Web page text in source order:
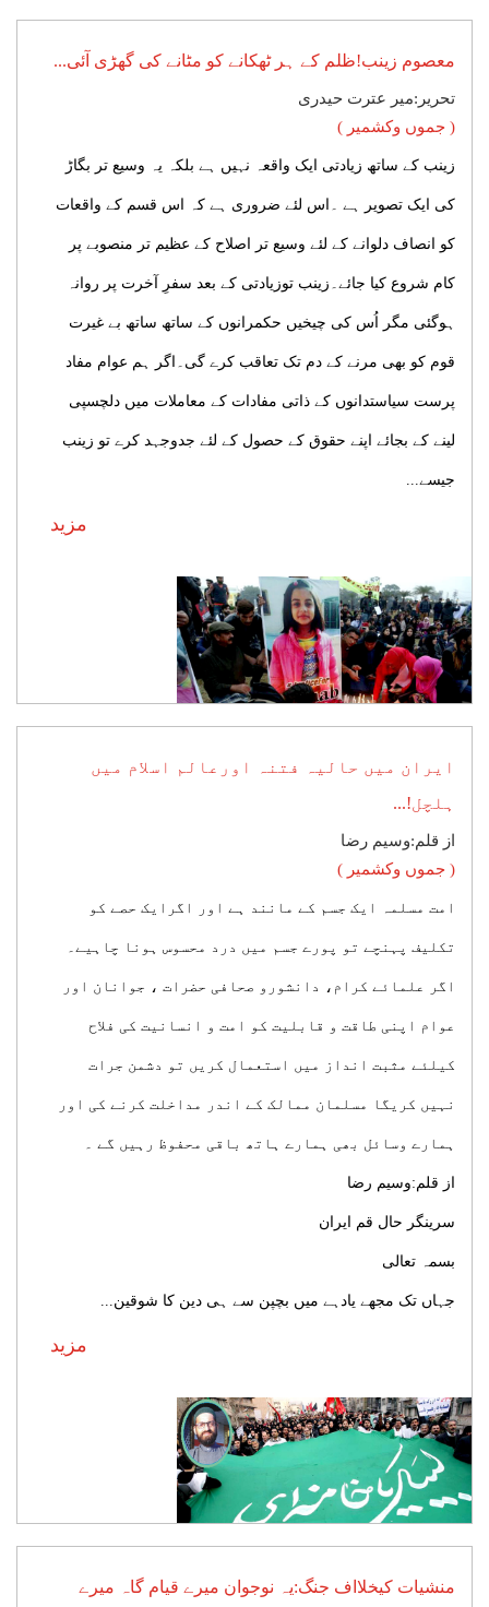
معصوم زینب!ظلم کے ہر ٹھکانے کو مٹانے کی گھڑی آئی...
تحریر:میر عترت حیدری
( جموں وکشمیر )
زینب کے ساتھ زیادتی ایک واقعہ نہیں ہے بلکہ یہ وسیع تر بگاڑ
کی ایک تصویر ہے ۔اس لئے ضروری ہے کہ اس قسم کے واقعات
کو انصاف دلوانے کے لئے وسیع تر اصلاح کے عظیم تر منصوبے پر
کام شروع کیا جائے۔زینب توزیادتی کے بعد سفرِ آخرت پر روانہ
ہوگئی مگر اُس کی چیخیں حکمرانوں کے ساتھ ساتھ بے غیرت
قوم کو بھی مرنے کے دم تک تعاقب کرے گی۔اگر ہم عوام مفاد
پرست سیاستدانوں کے ذاتی مفادات کے معاملات میں دلچسپی
لینے کے بجائے اپنے حقوق کے حصول کے لئے جدوجہد کرے تو زینب
جیسے...
مزید
ایران میں حالیہ فتنہ اورعالم اسلام میں
ہلچل!...
از قلم:وسیم رضا
( جموں وکشمیر )
امت مسلمہ ایک جسم کے مانند ہے اور اگرایک حصے کو
تکلیف پہنچے تو پورے جسم میں درد محسوس ہونا چاہیے۔
اگر علمائے کرام، دانشورو صحافی حضرات ، جوانان اور
عوام اپنی طاقت و قابلیت کو امت و انسانیت کی فلاح
کیلئے مثبت انداز میں استعمال کریں تو دشمن جرات
نہیں کریگا مسلمان ممالک کے اندر مداخلت کرنے کی اور
ہمارے وسائل بھی ہمارے ہاتھ باقی محفوظ رہیں گے ۔
از قلم:وسیم رضا
سرینگر حال قم ایران
بسمہ تعالی
جہاں تک مجھے یادہے میں بچپن سے ہی دین کا شوقین...
مزید
منشیات کیخلااف جنگ:یہ نوجوان میرے قیام گاہ میرے